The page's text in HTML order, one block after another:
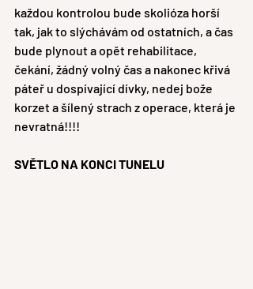
každou kontrolou bude skolióza horší
tak, jak to slýchávám od ostatních, a čas
bude plynout a opět rehabilitace,
čekání, žádný volný čas a nakonec křivá
páteř u dospívající dívky, nedej bože
korzet a šílený strach z operace, která je
nevratná!!!!
SVĚTLO NA KONCI TUNELU